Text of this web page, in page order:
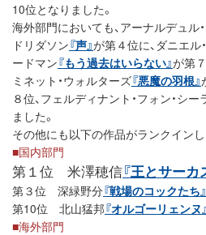
10位となりました。
海外部門においても、アーナルデュル
ドリダソン『声』が第４位に、ダニエル
ードマン『もう過去はいらない』が第７
ミネット・ウォルターズ『悪魔の羽根』
８位、フェルディナント・フォン・シー
ました。
その他にも以下の作品がランクインし
■国内部門
第１位 米澤穂信『王とサーカ
第３位 深緑野分『戦場のコックたち』
第10位 北山猛邦『オルゴーリェンヌ』
■海外部門